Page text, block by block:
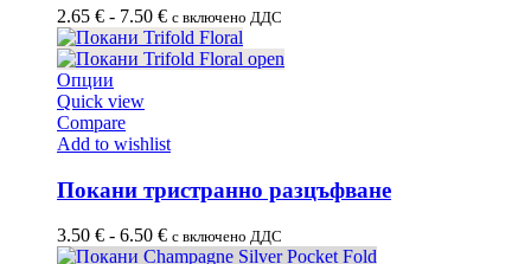
2.65 € - 7.50 € с включено ДДС
Опции
Quick view
Compare
Add to wishlist
Покани тристранно разцъфване
3.50 € - 6.50 € с включено ДДС